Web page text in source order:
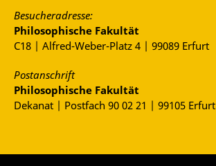
Medienpädagogik bzw. Kinder- und
Jugendmedienforschung (9 LP)
Besucheradresse:
Philosophische Fakultät
C18 | Alfred-Weber-Platz 4 | 99089 Erfurt
Postanschrift
Philosophische Fakultät
Dekanat | Postfach 90 02 21 | 99105 Erfurt